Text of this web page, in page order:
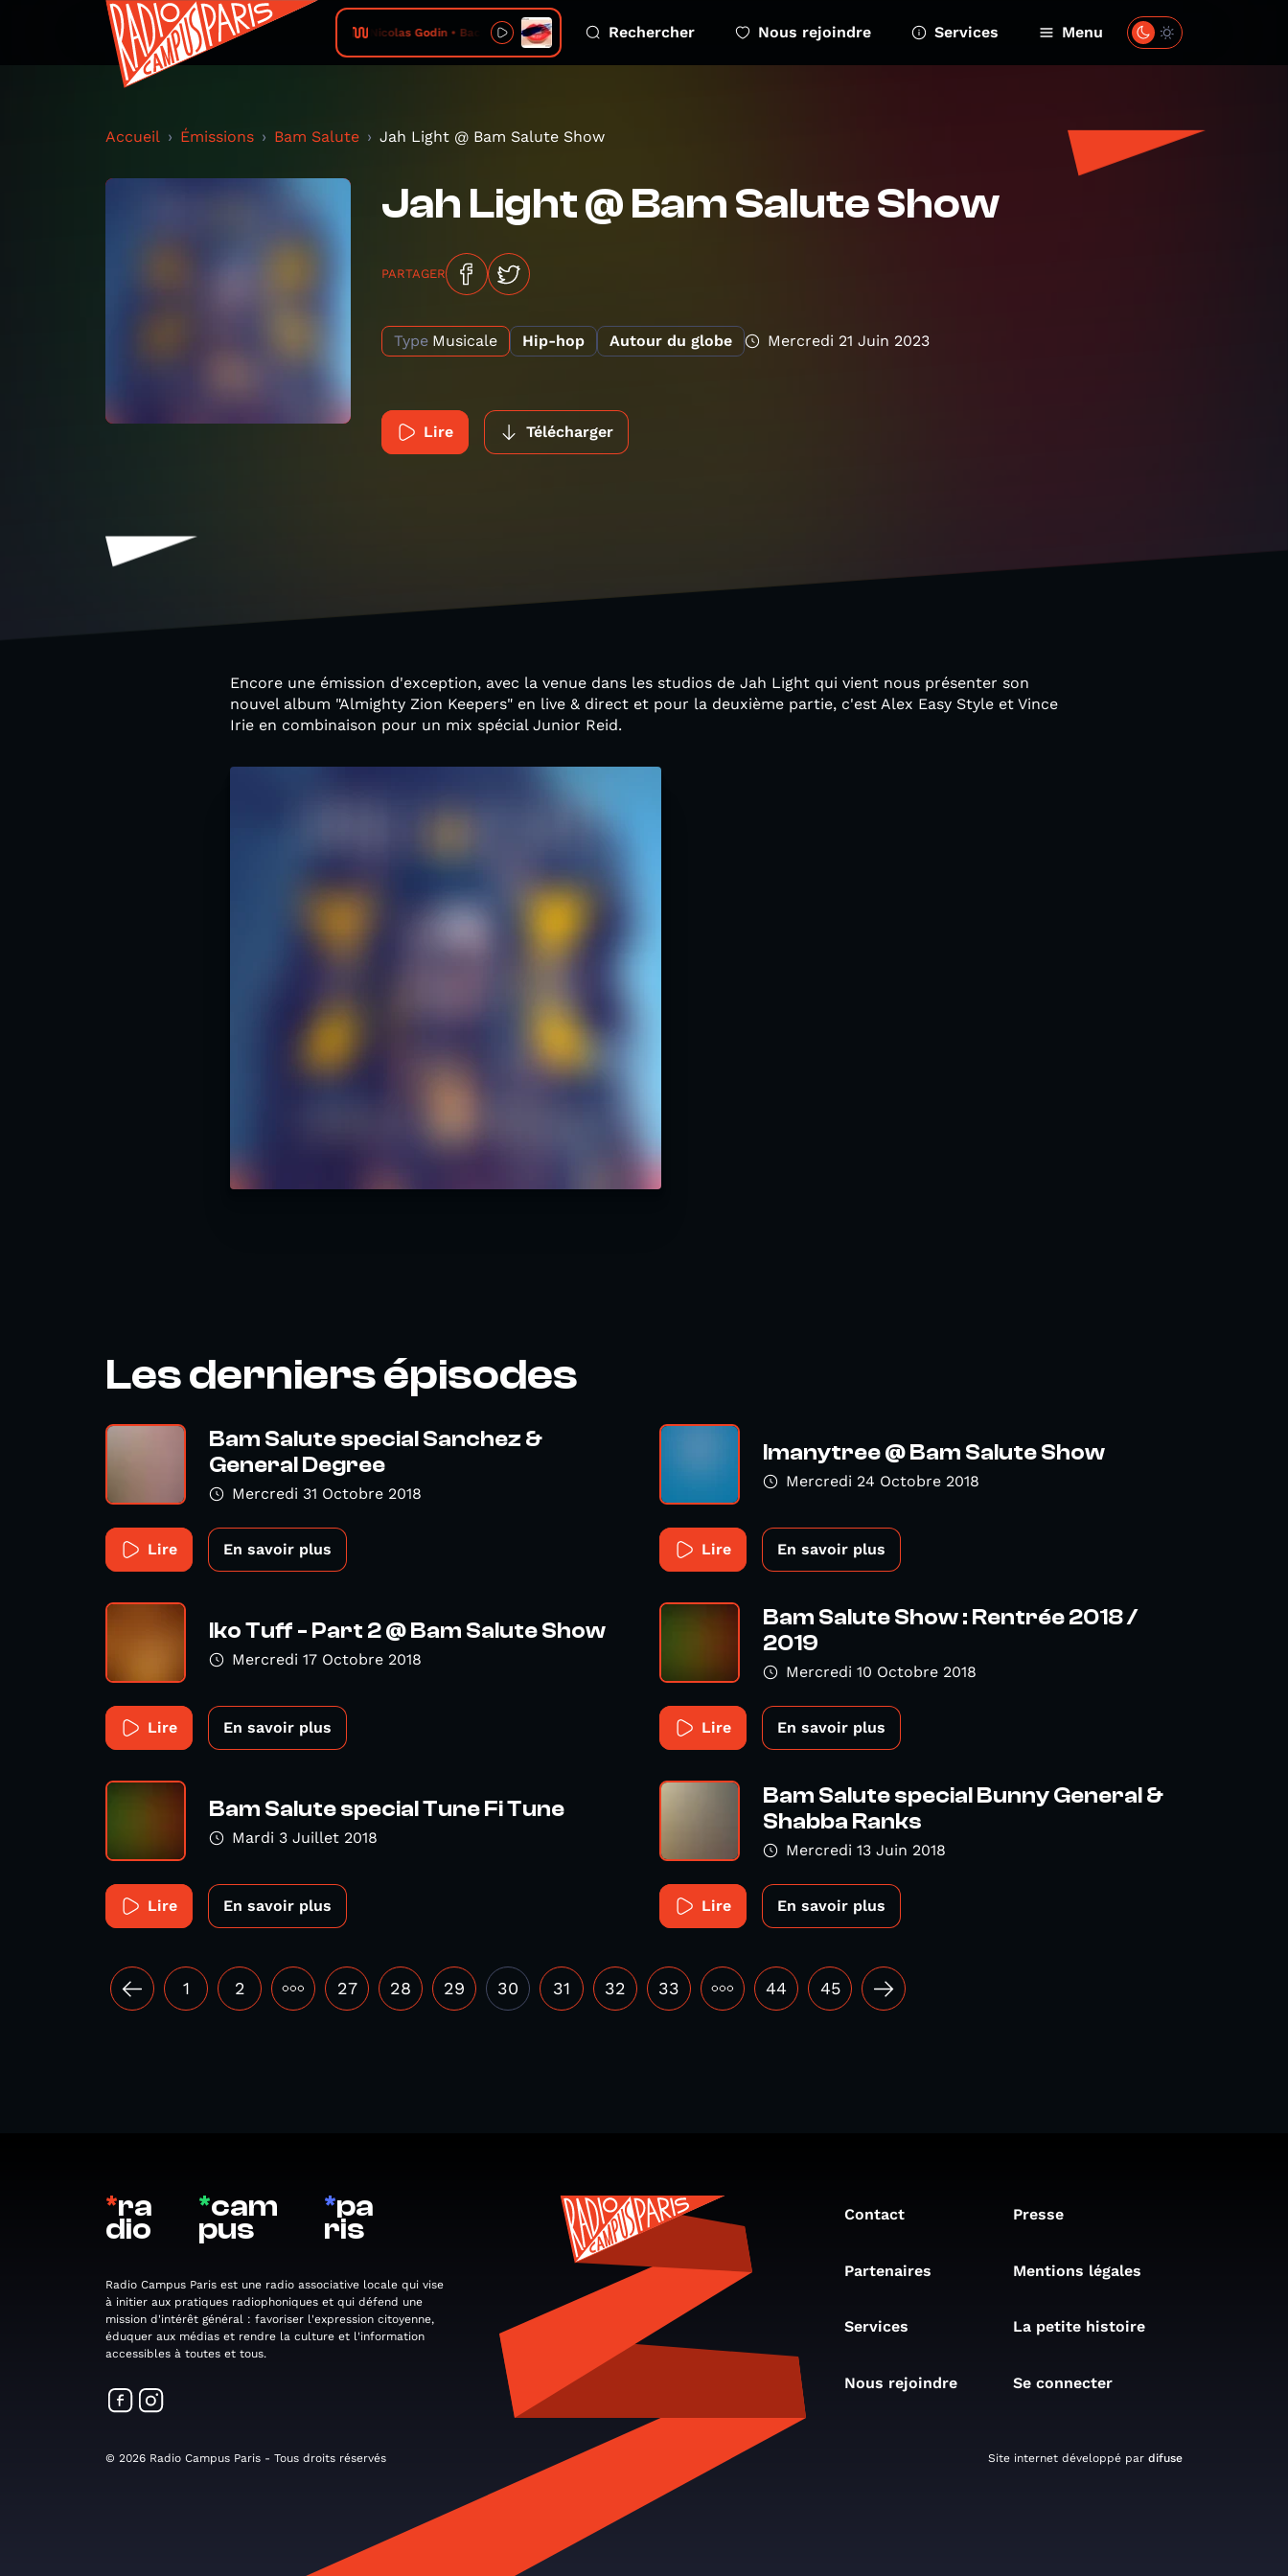
Nicolas Godin • Bach off Rechercher Nous rejoindre Services Menu
Accueil Émissions Bam Salute Jah Light @ Bam Salute Show
Jah Light @ Bam Salute Show
PARTAGER
Type Musicale Hip-hop Autour du globe Mercredi 21 Juin 2023
Lire Télécharger
Encore une émission d'exception, avec la venue dans les studios de Jah Light qui vient nous présenter son
nouvel album "Almighty Zion Keepers" en live & direct et pour la deuxième partie, c'est Alex Easy Style et Vince
Irie en combinaison pour un mix spécial Junior Reid.
Les derniers épisodes
Bam Salute special Sanchez &
General Degree
Mercredi 31 Octobre 2018
Lire En savoir plus
Imanytree @ Bam Salute Show
Mercredi 24 Octobre 2018
Lire En savoir plus
Iko Tuff - Part 2 @ Bam Salute Show
Mercredi 17 Octobre 2018
Lire En savoir plus
Bam Salute Show : Rentrée 2018 /
2019
Mercredi 10 Octobre 2018
Lire En savoir plus
Bam Salute special Tune Fi Tune
Mardi 3 Juillet 2018
Lire En savoir plus
Bam Salute special Bunny General &
Shabba Ranks
Mercredi 13 Juin 2018
Lire En savoir plus
1 2 ••• 27 28 29 30 31 32 33 ••• 44 45
*ra
dio
*cam
pus
*pa
ris
Radio Campus Paris est une radio associative locale qui vise
à initier aux pratiques radiophoniques et qui défend une
mission d'intérêt général : favoriser l'expression citoyenne,
éduquer aux médias et rendre la culture et l'information
accessibles à toutes et tous.
Contact Presse
Partenaires Mentions légales
Services La petite histoire
Nous rejoindre Se connecter
© 2026 Radio Campus Paris - Tous droits réservés Site internet développé par difuse